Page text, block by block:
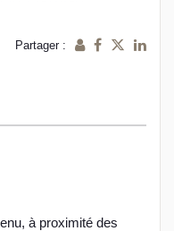
Partager :
à proximité des